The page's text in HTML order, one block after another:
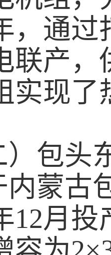
，通
联产，
实现了
）包头
内蒙古
12月